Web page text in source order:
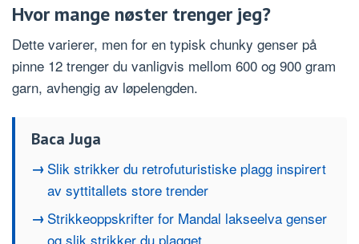
Hvor mange nøster trenger jeg?
Dette varierer, men for en typisk chunky genser på
pinne 12 trenger du vanligvis mellom 600 og 900 gram
garn, avhengig av løpelengden.
Baca Juga
Slik strikker du retrofuturistiske plagg inspirert
av syttitallets store trender
Strikkeoppskrifter for Mandal lakseelva genser
og slik strikker du plagget